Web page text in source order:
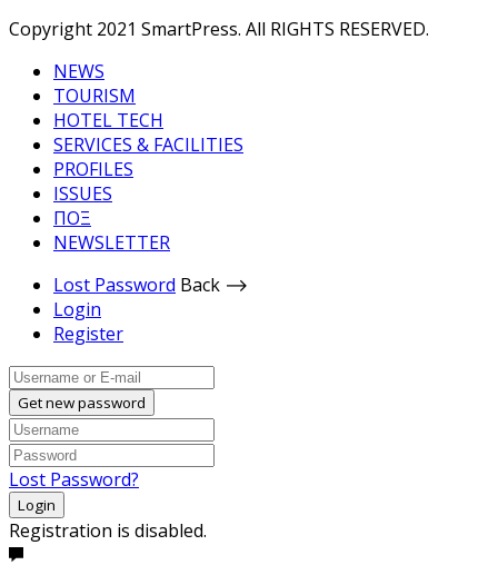
Copyright 2021 SmartPress. All RIGHTS RESERVED.
NEWS
TOURISM
HOTEL TECH
SERVICES & FACILITIES
PROFILES
ISSUES
ΠΟΞ
NEWSLETTER
Lost Password Back ⟶
Login
Register
Get new password
Lost Password?
Login
Registration is disabled.